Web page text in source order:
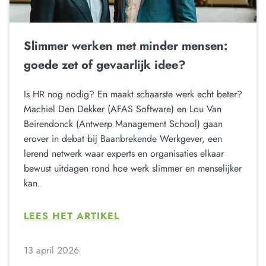
Slimmer werken met minder mensen:
goede zet of gevaarlijk idee?
Is HR nog nodig? En maakt schaarste werk echt beter?
Machiel Den Dekker (AFAS Software) en Lou Van
Beirendonck (Antwerp Management School) gaan
erover in debat bij Baanbrekende Werkgever, een
lerend netwerk waar experts en organisaties elkaar
bewust uitdagen rond hoe werk slimmer en menselijker
kan.
LEES HET ARTIKEL
13 april 2026